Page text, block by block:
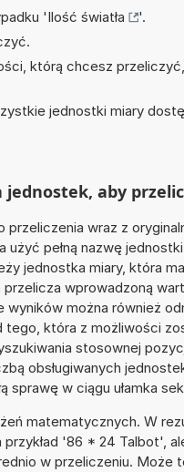
'Ilość światła
'.
którą chcesz
jednostki miary
aby
wraz z
pełną nazwę
jednostka miary, która
wprowadzoną
można również
tego, która z możliwości
stosownej
obsługiwanych
sprawę w ciągu ułamka
matematycznych. W
'86 * 24 Talbot',
w przeliczeniu. Może